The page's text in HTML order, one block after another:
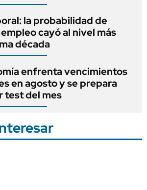
la probabilidad de
cayó al nivel más
década
enfrenta vencimientos
en agosto y se prepara
test del mes